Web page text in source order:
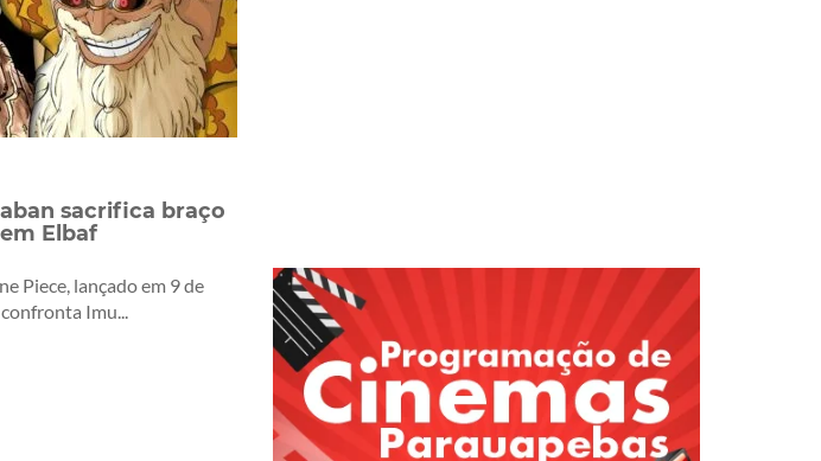
sacrifica braço
Elbaf
Piece, lançado em 9 de
Imu...